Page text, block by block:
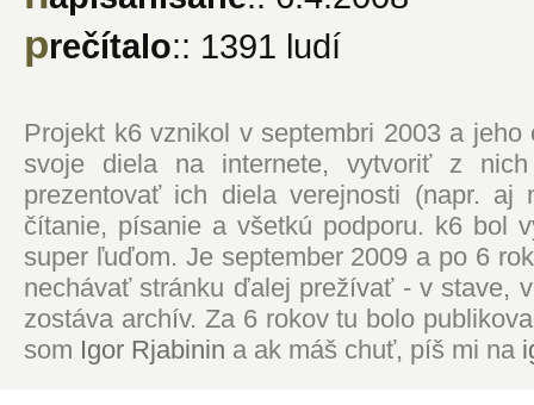
prečítalo:: 1391 ludí
Projekt k6 vznikol v septembri 2003 a
svoje diela na internete, vytvoriť z
prezentovať ich diela verejnosti (napr. aj
čítanie, písanie a všetkú podporu. k6 bol
super ľuďom. Je september 2009 a po 6
nechávať stránku ďalej prežívať - v stave,
zostáva archív. Za 6 rokov tu bolo
som Igor Rjabinin a ak máš chuť, píš mi na